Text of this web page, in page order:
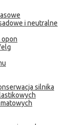
i neutralne
silnika